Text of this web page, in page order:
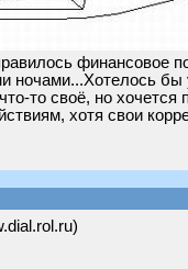
финансовое
ночами...Хотелось
то своё, но
хотя свои